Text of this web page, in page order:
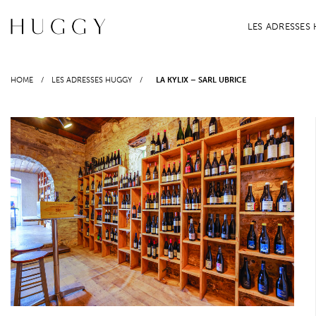
contenu
LES ADRESSES
HOME / LES ADRESSES HUGGY / LA KYLIX – SARL UBRICE